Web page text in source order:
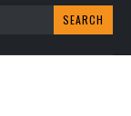
SEARCH